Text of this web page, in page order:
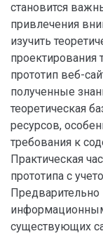
становится
привлечения
изучить
проектирования
прототип веб-
полученные
теоретическая
ресурсов,
требования к
Практическая
прототипа с
Предварительно
существующих